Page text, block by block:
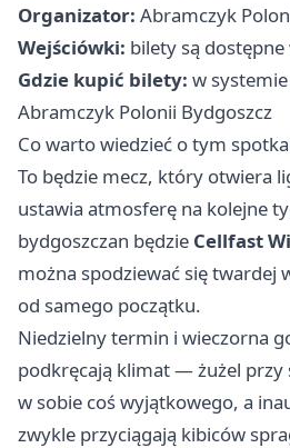
Organizator: Abramczyk
Wejściówki: bilety są
Gdzie kupić bilety: w
Abramczyk Polonii Bydgoszcz
Co warto wiedzieć o tym
To będzie mecz, który otwiera
ustawia atmosferę na kolejne
bydgoszczan będzie Cellfast
można spodziewać się twardej
od samego początku.
Niedzielny termin i wieczorna
podkręcają klimat — żużel przy
w sobie coś wyjątkowego, a
zwykle przyciągają kibiców